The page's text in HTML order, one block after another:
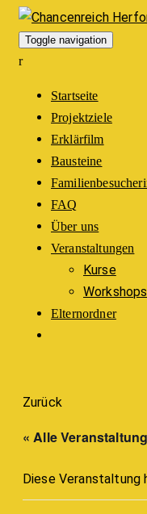
Toggle navigation
Startseite
Projektziele
Erklärfilm
Bausteine
FAQ
Über uns
Veranstaltungen
Kurse
Workshops
Elternordner
Zurück
« Alle
Diese